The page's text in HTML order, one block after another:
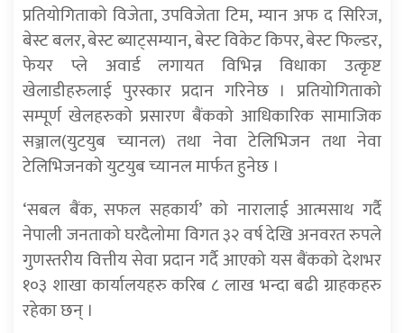
प्रतियोगिताको विजेता, उपविजेता टिम, म्यान अफ द सिरिज,
बेस्ट बलर, बेस्ट ब्याट्सम्यान, बेस्ट विकेट किपर, बेस्ट फिल्डर,
फेयर प्ले अवार्ड लगायत विभिन्न विधाका उत्कृष्ट
खेलाडीहरुलाई पुरस्कार प्रदान गरिनेछ । प्रतियोगिताको
सम्पूर्ण खेलहरुको प्रसारण बैंकको आधिकारिक सामाजिक
सञ्जाल(युटयुब च्यानल) तथा नेवा टेलिभिजन तथा नेवा
टेलिभिजनको युटयुब च्यानल मार्फत हुनेछ ।
‘सबल बैंक, सफल सहकार्य’ को नारालाई आत्मसाथ गर्दै
नेपाली जनताको घरदैलोमा विगत ३२ वर्ष देखि अनवरत रुपले
गुणस्तरीय वित्तीय सेवा प्रदान गर्दै आएको यस बैंकको देशभर
१०३ शाखा कार्यालयहरु करिब ८ लाख भन्दा बढी ग्राहकहरु
रहेका छन् ।